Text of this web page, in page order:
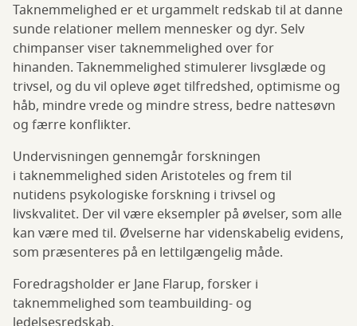
Taknemmelighed er et urgammelt redskab til at danne
sunde relationer mellem mennesker og dyr. Selv
chimpanser viser taknemmelighed over for
hinanden. Taknemmelighed stimulerer livsglæde og
trivsel, og du vil opleve øget tilfredshed, optimisme og
håb, mindre vrede og mindre stress, bedre nattesøvn
og færre konflikter.
Undervisningen gennemgår forskningen
i taknemmelighed siden Aristoteles og frem til
nutidens psykologiske forskning i trivsel og
livskvalitet. Der vil være eksempler på øvelser, som alle
kan være med til. Øvelserne har videnskabelig evidens,
som præsenteres på en lettilgængelig måde.
Foredragsholder er Jane Flarup, forsker i
taknemmelighed som teambuilding- og